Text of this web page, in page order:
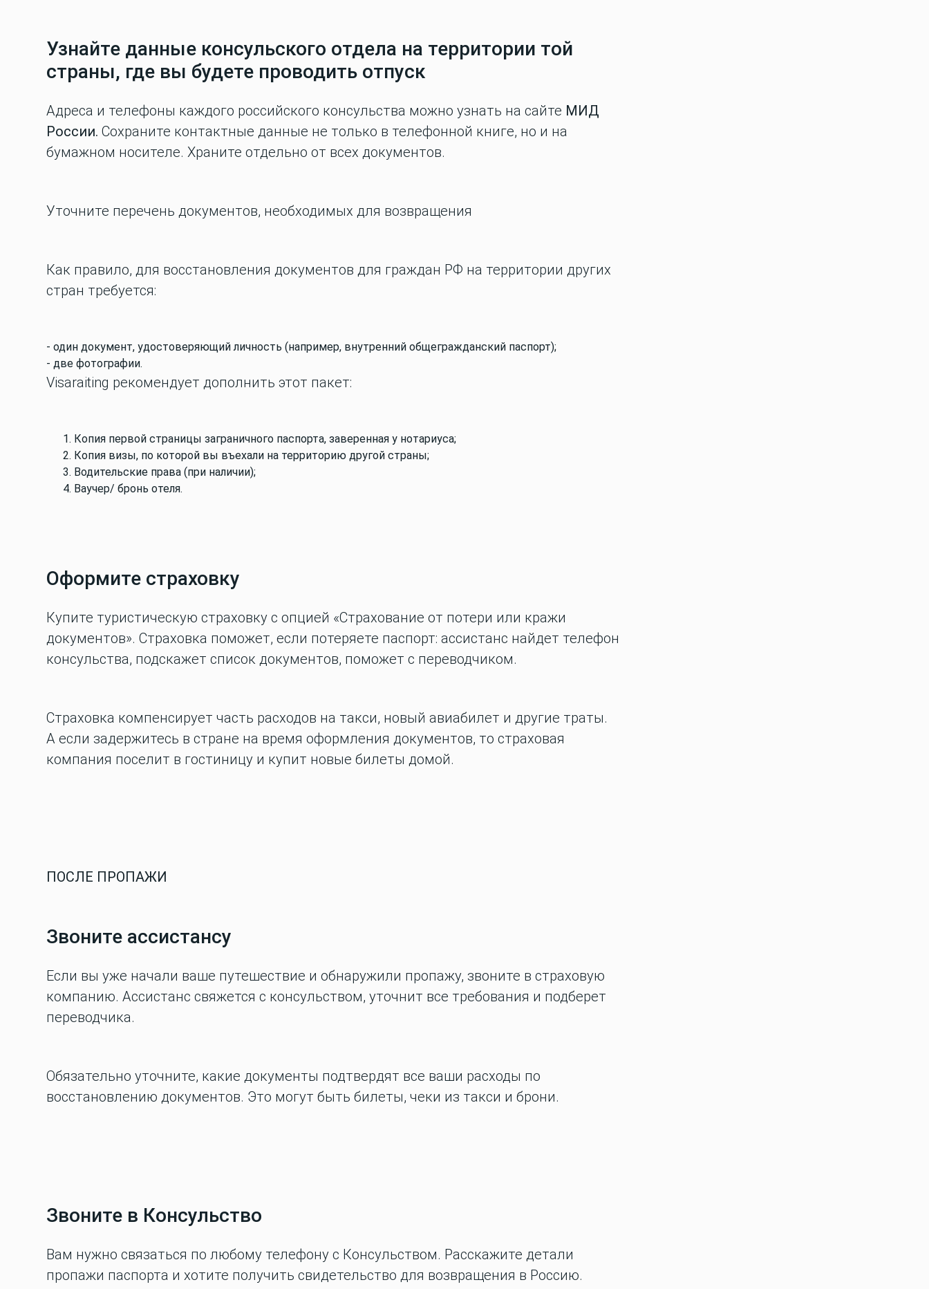
Узнайте данные консульского отдела на территории той
страны, где вы будете проводить отпуск
Адреса и телефоны каждого российского консульства можно узнать на сайте МИД
России. Сохраните контактные данные не только в телефонной книге, но и на
бумажном носителе. Храните отдельно от всех документов.
Уточните перечень документов, необходимых для возвращения
Как правило, для восстановления документов для граждан РФ на территории других
стран требуется:
- один документ, удостоверяющий личность (например, внутренний общегражданский паспорт);
- две фотографии.
Visaraiting рекомендует дополнить этот пакет:
Копия первой страницы заграничного паспорта, заверенная у нотариуса;
Копия визы, по которой вы въехали на территорию другой страны;
Водительские права (при наличии);
Ваучер/ бронь отеля.
Оформите страховку
Купите туристическую страховку с опцией «Страхование от потери или кражи
документов». Страховка поможет, если потеряете паспорт: ассистанс найдет телефон
консульства, подскажет список документов, поможет с переводчиком.
Страховка компенсирует часть расходов на такси, новый авиабилет и другие траты.
А если задержитесь в стране на время оформления документов, то страховая
компания поселит в гостиницу и купит новые билеты домой.
ПОСЛЕ ПРОПАЖИ
Звоните ассистансу
Если вы уже начали ваше путешествие и обнаружили пропажу, звоните в страховую
компанию. Ассистанс свяжется с консульством, уточнит все требования и подберет
переводчика.
Обязательно уточните, какие документы подтвердят все ваши расходы по
восстановлению документов. Это могут быть билеты, чеки из такси и брони.
Звоните в Консульство
Вам нужно связаться по любому телефону с Консульством. Расскажите детали
пропажи паспорта и хотите получить свидетельство для возвращения в Россию.